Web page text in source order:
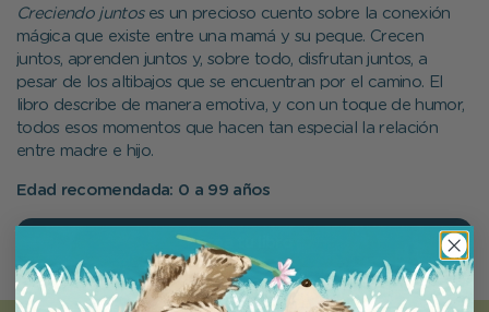
Creciendo juntoses un precioso cuento sobre la conexión
mágica que existe entre una mamá y su peque. Crecen
juntos, aprenden juntos y, sobre todo, disfrutan juntos, a
pesar de los altibajos que se encuentran por el camino. El
libro describe de manera emotiva, y con un toque de humor,
todos esos momentos que hacen tan especial la relación
entre madre e hijo.
Edad recomendada: 0 a 99 años
Crea tu libro